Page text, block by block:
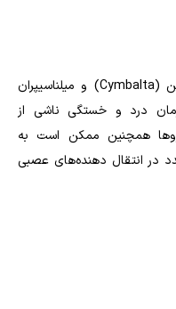
(
Cymbalta) و میلناسیپران
درد و خستگی ناشی از
همچنین ممکن است به
در انتقال دهنده‌های عصبی